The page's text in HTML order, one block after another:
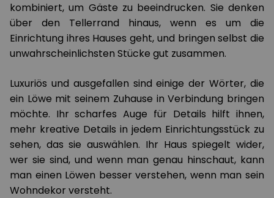
kombiniert, um Gäste zu beeindrucken. Sie denken
über den Tellerrand hinaus, wenn es um die
Einrichtung ihres Hauses geht, und bringen selbst die
unwahrscheinlichsten Stücke gut zusammen.
Luxuriös und ausgefallen sind einige der Wörter, die
ein Löwe mit seinem Zuhause in Verbindung bringen
möchte. Ihr scharfes Auge für Details hilft ihnen,
mehr kreative Details in jedem Einrichtungsstück zu
sehen, das sie auswählen. Ihr Haus spiegelt wider,
wer sie sind, und wenn man genau hinschaut, kann
man einen Löwen besser verstehen, wenn man sein
Wohndekor versteht.